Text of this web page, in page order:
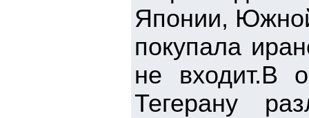
Японии,
покупала
не входит.В
Тегерану